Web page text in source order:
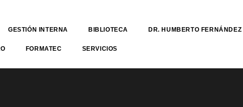
GESTIÓN INTERNA BIBLIOTECA DR. HUMBERTO FERNÁNDEZ
FORMATEC SERVICIOS